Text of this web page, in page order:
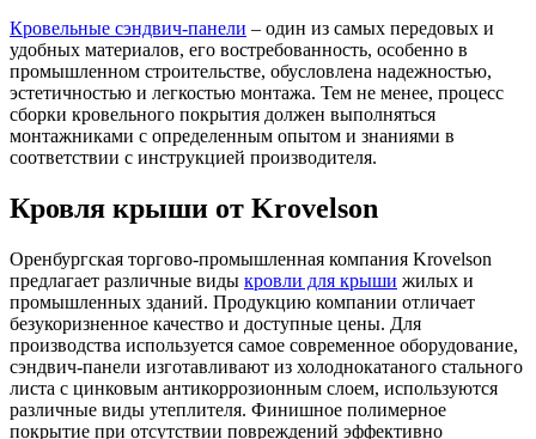
Кровельные сэндвич-панели – один из самых передовых и
удобных материалов, его востребованность, особенно в
промышленном строительстве, обусловлена надежностью,
эстетичностью и легкостью монтажа. Тем не менее, процесс
сборки кровельного покрытия должен выполняться
монтажниками с определенным опытом и знаниями в
соответствии с инструкцией производителя.
Кровля крыши от Krovelson
Оренбургская торгово-промышленная компания Krovelson
предлагает различные виды кровли для крыши жилых и
промышленных зданий. Продукцию компании отличает
безукоризненное качество и доступные цены. Для
производства используется самое современное оборудование,
сэндвич-панели изготавливают из холоднокатаного стального
листа с цинковым антикоррозионным слоем, используются
различные виды утеплителя. Финишное полимерное
покрытие при отсутствии повреждений эффективно